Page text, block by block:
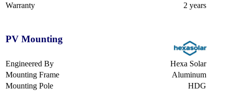
Warranty
2 years
PV Mounting
Engineered By
Hexa Solar
Mounting Frame
Aluminum
Mounting Pole
HDG